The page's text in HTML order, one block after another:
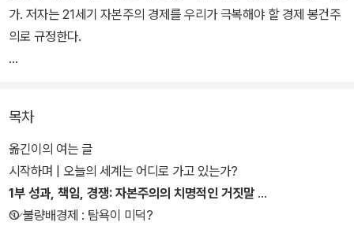
가. 저자는 21세기 자본주의 경제를 우리가 극복해야 할 경제 봉건주
의로 규정한다.
제와 거리가 멀다는 점에서, 그리고 20세기 후반 수십 년 동안 젊은
이들을 자극했던 접시닦이 신화가 실종되고 중산층이 사라진 반면,
혁신과 경쟁의 결과가 아니라 혈연과 유산에 바탕을 둔 금벌金閥이
시장을 완벽하게 장악해 그 권력을 후손에게 물려준다는 점에서 21세
기 자본주의는 경제 봉건주의이다.
목차
옮긴이의 여는 글
시작하며 | 오늘의 세계는 어디로 가고 있는가?
1부 성과, 책임, 경쟁: 자본주의의 치명적인 거짓말
① 불량배경제 : 탐욕이 미덕?